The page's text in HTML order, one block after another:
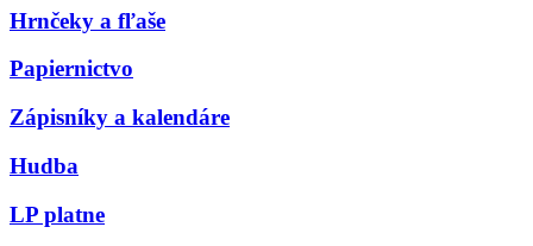
Hrnčeky a fľaše
Papiernictvo
Zápisníky a kalendáre
Hudba
LP platne